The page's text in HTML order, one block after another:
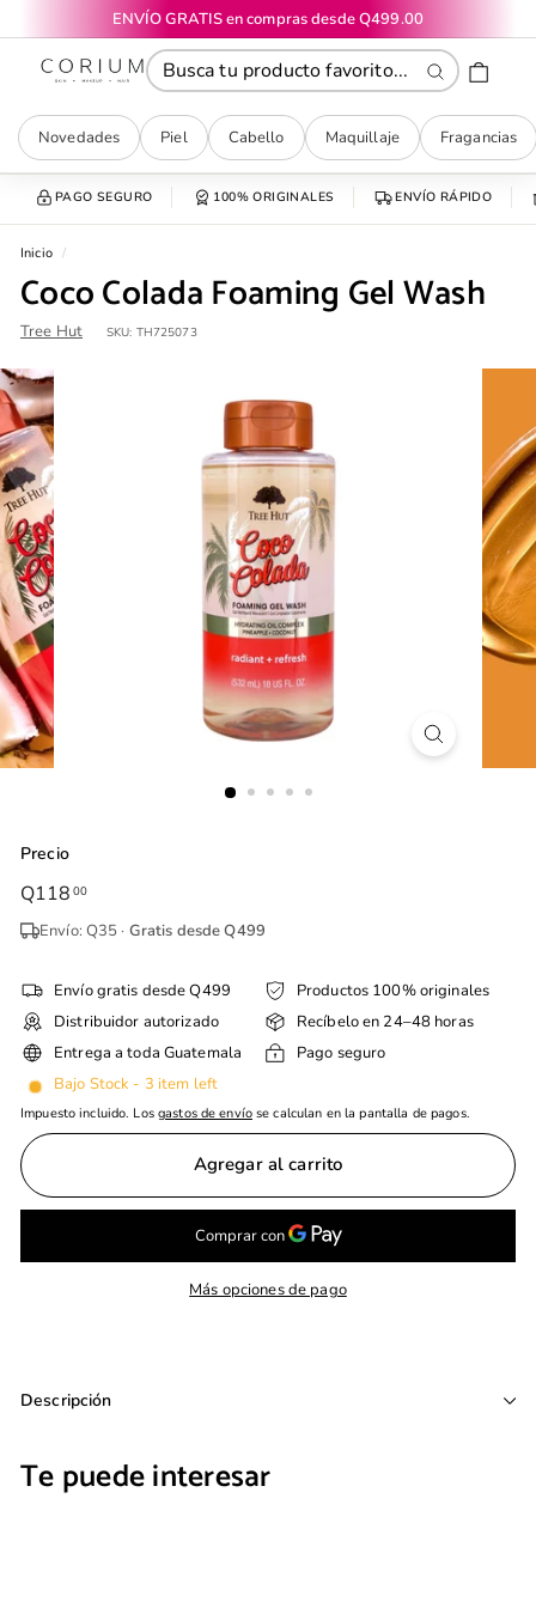
directamente
contenido
diapositivas
pausa
ENVÍO GRATIS en compras desde Q499.00
CORIUM
Buscar
Novedades
Piel Cabello Maquillaje Fragancias
PAGO SEGURO 100% ORIGINALES ENVÍO RÁPIDO
Inicio /
Coco Colada Foaming Gel Wash
Tree Hut SKU: TH725073
Precio
Precio
Q118 00Q118.00
Envío: Q35 · Gratis desde Q499
Envío gratis desde Q499
Productos 100% originales
Distribuidor autorizado
Recíbelo en 24–48 horas
Entrega a toda Guatemala
Pago seguro
Bajo Stock - 3 item left
Impuesto incluido. Los gastos de envíose calculan en la pantalla de pagos.
Agregar al carrito
Más opciones de pago
Descripción
Te puede interesar